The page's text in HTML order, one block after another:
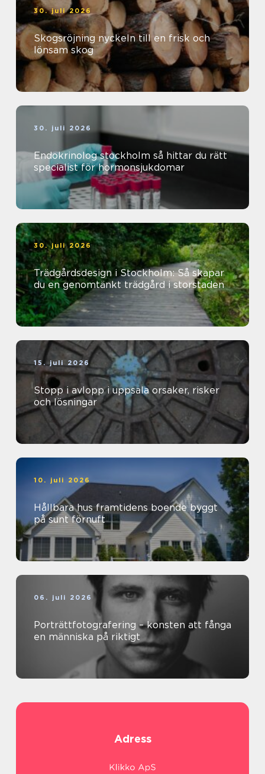
30. juli 2026
Skogsröjning nyckeln till en frisk och
lönsam skog
30. juli 2026
Endokrinolog stockholm så hittar du rätt
specialist för hormonsjukdomar
30. juli 2026
Trädgårdsdesign i Stockholm: Så skapar
du en genomtänkt trädgård i storstaden
15. juli 2026
Stopp i avlopp i uppsala orsaker, risker
och lösningar
10. juli 2026
Hållbara hus framtidens boende byggt
på sunt förnuft
06. juli 2026
Porträttfotografering – konsten att fånga
en människa på riktigt
Adress